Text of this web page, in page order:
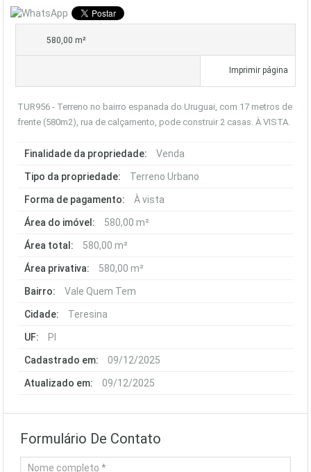
580,00 m²
Imprimir página
TUR956 - Terreno no bairro espanada do Uruguai, com 17 metros de
frente (580m2), rua de calçamento, pode construir 2 casas. À VISTA.
Finalidade da propriedade: Venda
Tipo da propriedade: Terreno Urbano
Forma de pagamento: À vista
Área do imóvel: 580,00 m²
Área total: 580,00 m²
Área privativa: 580,00 m²
Bairro: Vale Quem Tem
Cidade: Teresina
UF: PI
Cadastrado em: 09/12/2025
Atualizado em: 09/12/2025
Formulário De Contato